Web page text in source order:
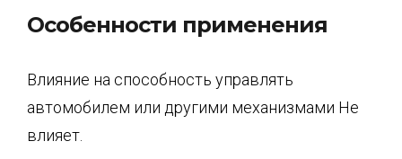
Особенности применения
Влияние на способность управлять
автомобилем или другими механизмами Не
влияет.